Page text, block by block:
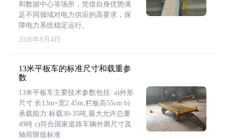
和数据中心等场所，凭借自身优势满
足不同领域对电力供应的高要求，保
障电力系统稳定运行。
2026年8月4日
13米平板车的标准尺寸和载重参
数
13米平板车主要技术参数包括: a)外形
尺寸:长13m×宽2.45m,栏板高55cm b)
承载能力:标载30-35吨,最大允许总重
49吨 c)符合国家道路车辆外廓尺寸及
轴荷限值标准